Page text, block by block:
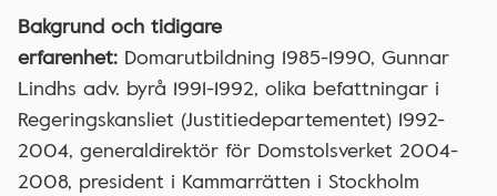
Bakgrund och tidigare
erfarenhet: Domarutbildning 1985-1990, Gunnar
Lindhs adv. byrå 1991-1992, olika befattningar i
Regeringskansliet (Justitiedepartementet) 1992-
2004, generaldirektör för Domstolsverket 2004-
2008, president i Kammarrätten i Stockholm